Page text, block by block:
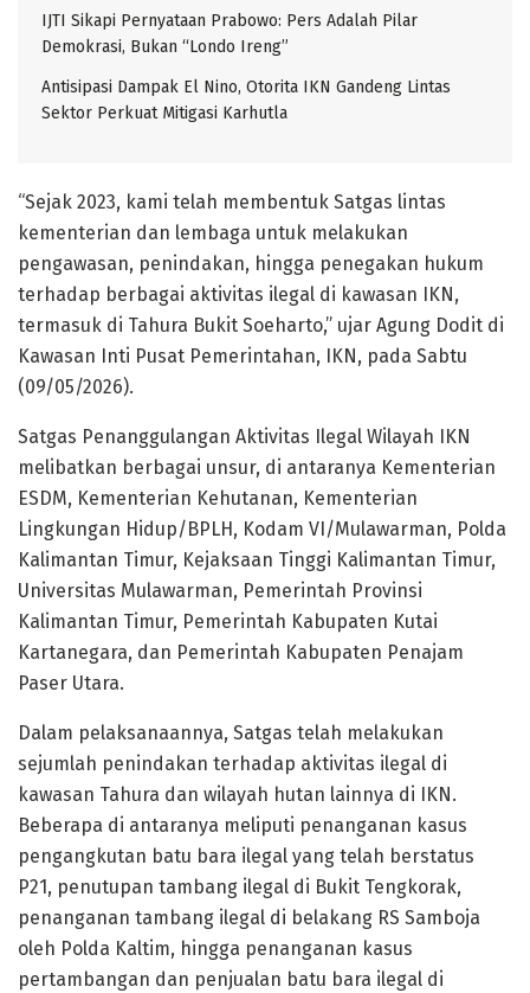
IJTI Sikapi Pernyataan Prabowo: Pers Adalah Pilar
Demokrasi, Bukan “Londo Ireng”
Antisipasi Dampak El Nino, Otorita IKN Gandeng Lintas
Sektor Perkuat Mitigasi Karhutla
“Sejak 2023, kami telah membentuk Satgas lintas
kementerian dan lembaga untuk melakukan
pengawasan, penindakan, hingga penegakan hukum
terhadap berbagai aktivitas ilegal di kawasan IKN,
termasuk di Tahura Bukit Soeharto,” ujar Agung Dodit di
Kawasan Inti Pusat Pemerintahan, IKN, pada Sabtu
(09/05/2026).
Satgas Penanggulangan Aktivitas Ilegal Wilayah IKN
melibatkan berbagai unsur, di antaranya Kementerian
ESDM, Kementerian Kehutanan, Kementerian
Lingkungan Hidup/BPLH, Kodam VI/Mulawarman, Polda
Kalimantan Timur, Kejaksaan Tinggi Kalimantan Timur,
Universitas Mulawarman, Pemerintah Provinsi
Kalimantan Timur, Pemerintah Kabupaten Kutai
Kartanegara, dan Pemerintah Kabupaten Penajam
Paser Utara.
Dalam pelaksanaannya, Satgas telah melakukan
sejumlah penindakan terhadap aktivitas ilegal di
kawasan Tahura dan wilayah hutan lainnya di IKN.
Beberapa di antaranya meliputi penanganan kasus
pengangkutan batu bara ilegal yang telah berstatus
P21, penutupan tambang ilegal di Bukit Tengkorak,
penanganan tambang ilegal di belakang RS Samboja
oleh Polda Kaltim, hingga penanganan kasus
pertambangan dan penjualan batu bara ilegal di